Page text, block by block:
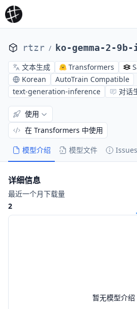
rtzr / ko-gemma-2-
文本生成
Transformers
Korean
AutoTrain Compatible
text-generation-inference
对话
模型介绍 模型文件 Issues
使用
在 Transformers 中使用
暂无模型介绍
详细信息
最近一个月下载量
2